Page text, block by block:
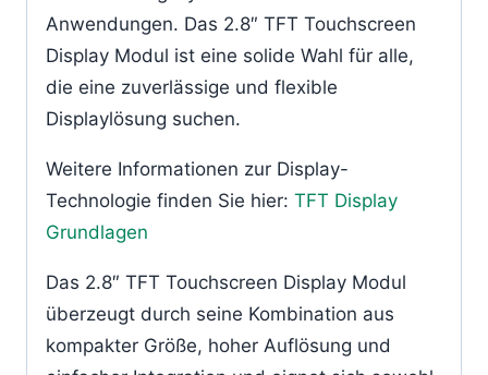
Anwendungen. Das 2.8″ TFT Touchscreen
Display Modul ist eine solide Wahl für alle,
die eine zuverlässige und flexible
Displaylösung suchen.
Weitere Informationen zur Display-
Technologie finden Sie hier: TFT Display
Grundlagen
Das 2.8″ TFT Touchscreen Display Modul
überzeugt durch seine Kombination aus
kompakter Größe, hoher Auflösung und